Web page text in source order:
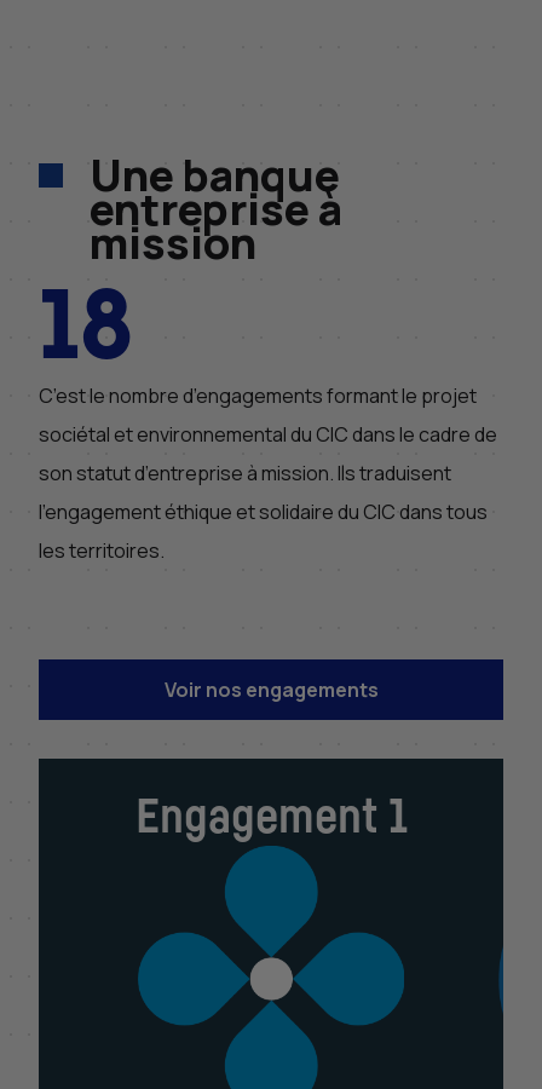
Une banque
entreprise à
mission
18
C’est le nombre d’engagements formant le projet
sociétal et environnemental du CIC dans le cadre de
son statut d’entreprise à mission. Ils traduisent
l’engagement éthique et solidaire du CIC dans tous
les territoires.
Voir nos engagements
Engagement 1